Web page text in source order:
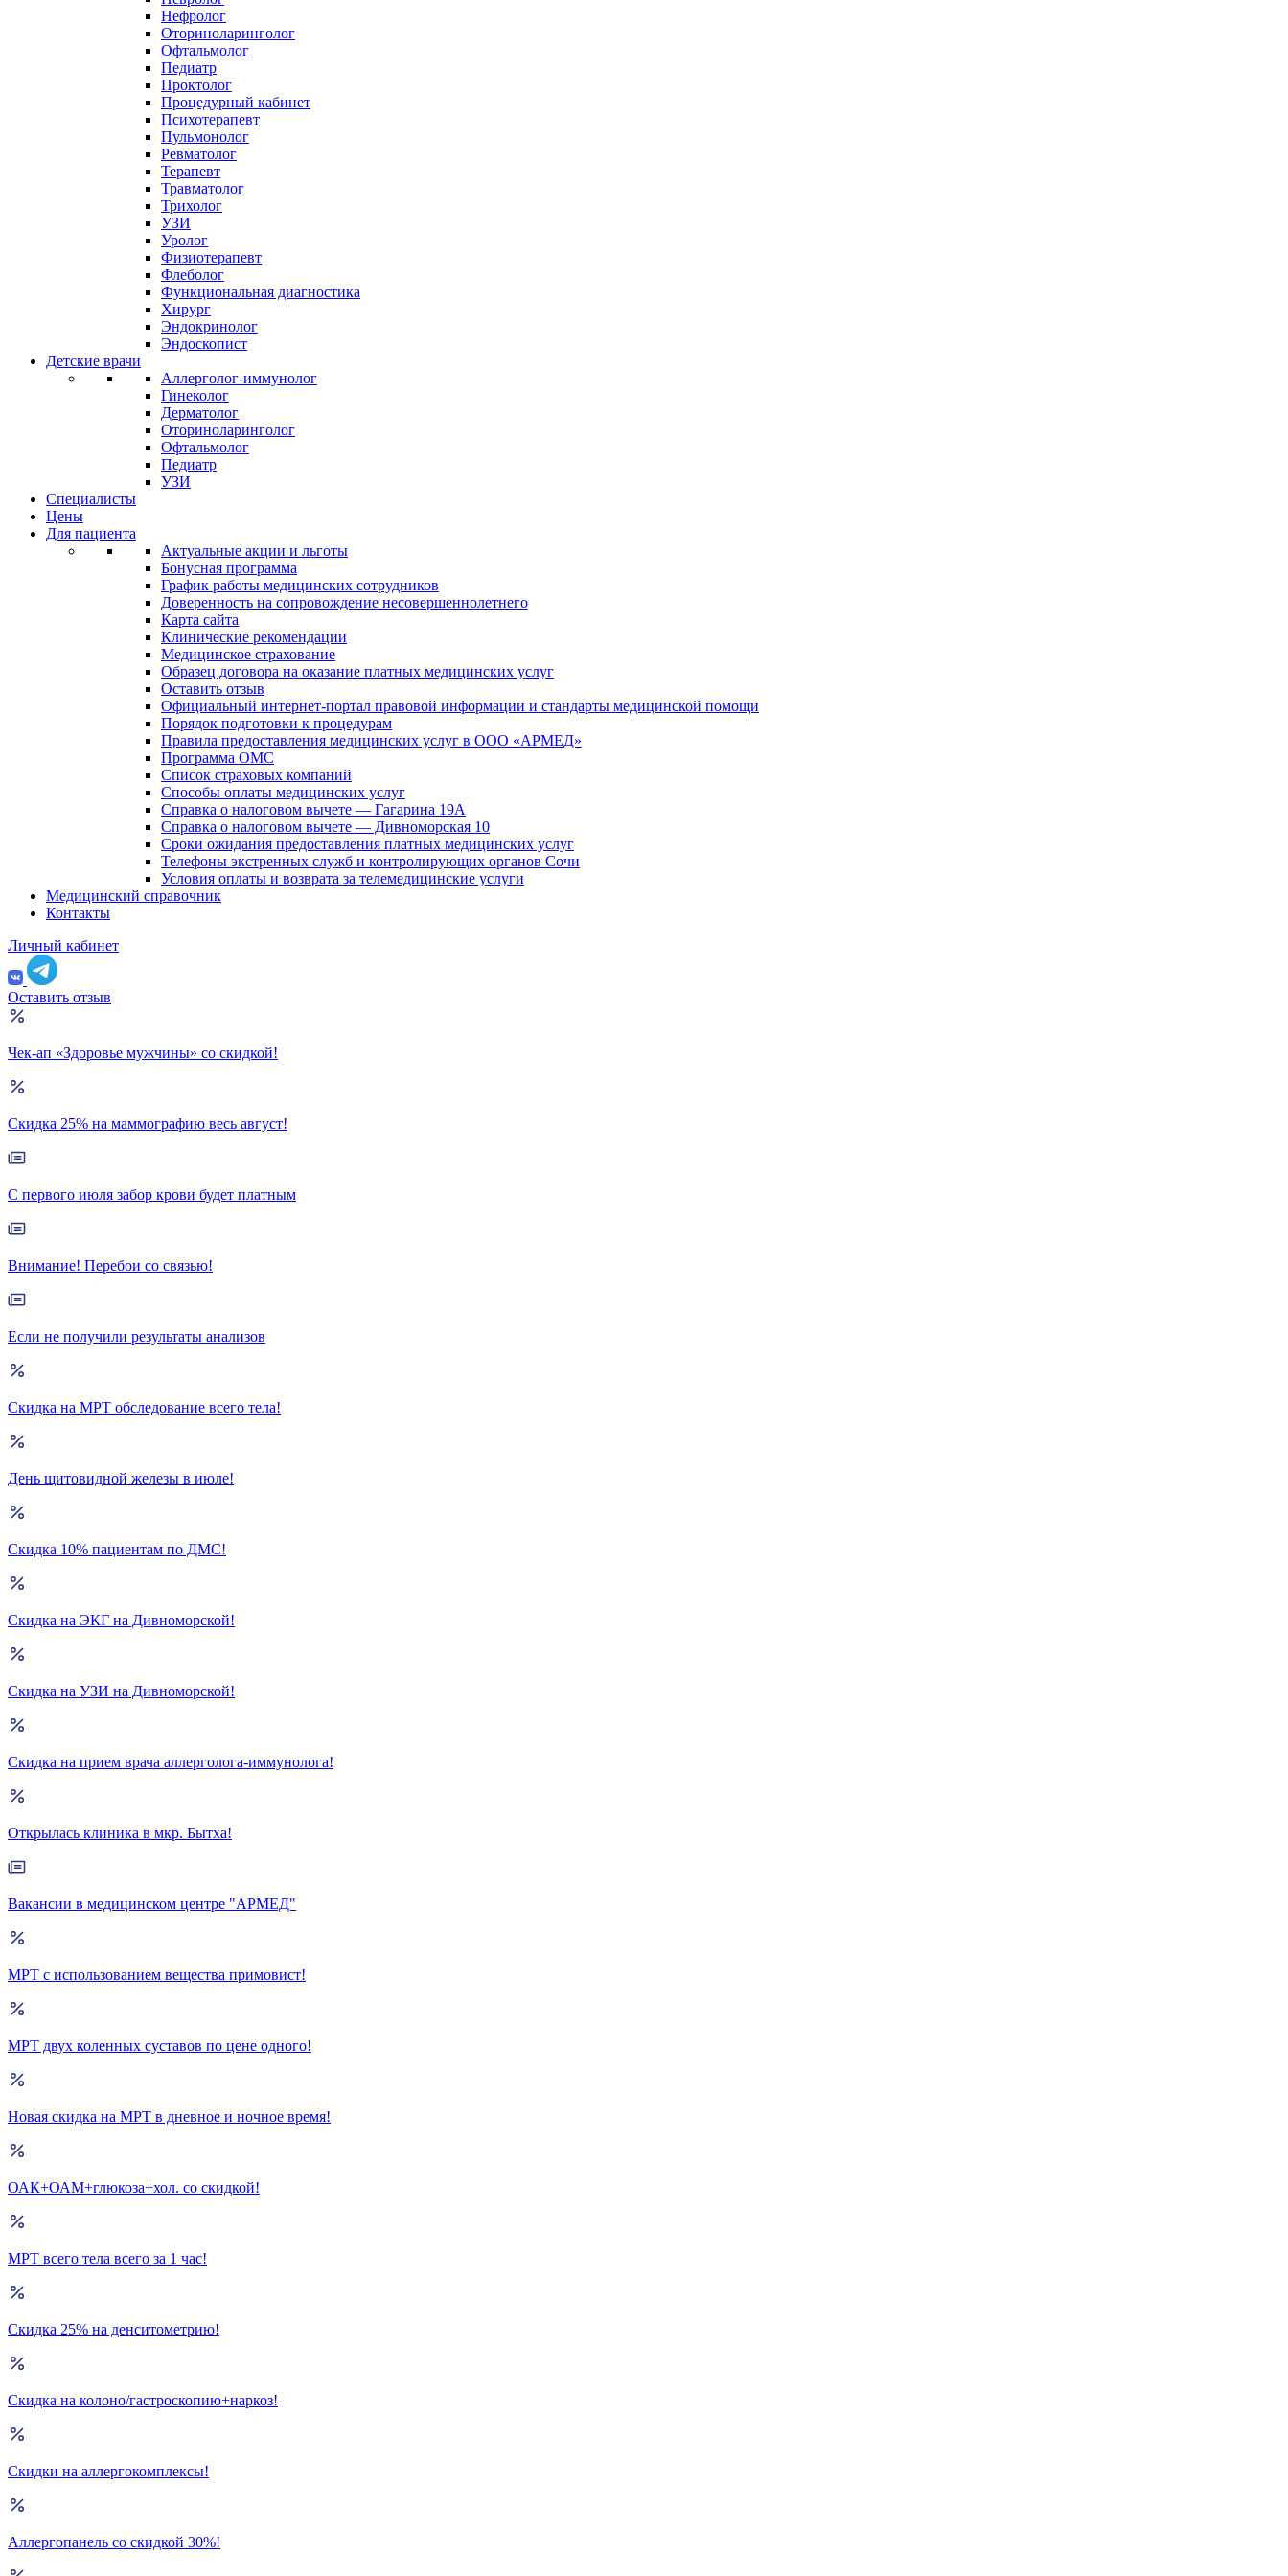
Нефролог
Оториноларинголог
Офтальмолог
Педиатр
Проктолог
Процедурный кабинет
Психотерапевт
Пульмонолог
Ревматолог
Терапевт
Травматолог
Трихолог
УЗИ
Уролог
Физиотерапевт
Флеболог
Функциональная диагностика
Хирург
Эндокринолог
Эндоскопист
Детские врачи
Аллерголог-иммунолог
Гинеколог
Дерматолог
Оториноларинголог
Офтальмолог
Педиатр
УЗИ
Специалисты
Цены
Для пациента
Актуальные акции и льготы
Бонусная программа
График работы медицинских сотрудников
Доверенность на сопровождение несовершеннолетнего
Карта сайта
Клинические рекомендации
Медицинское страхование
Образец договора на оказание платных медицинских услуг
Оставить отзыв
Официальный интернет-портал правовой информации и стандарты медицинской помощи
Порядок подготовки к процедурам
Правила предоставления медицинских услуг в ООО «АРМЕД»
Программа ОМС
Список страховых компаний
Способы оплаты медицинских услуг
Справка о налоговом вычете — Гагарина 19А
Справка о налоговом вычете — Дивноморская 10
Сроки ожидания предоставления платных медицинских услуг
Телефоны экстренных служб и контролирующих органов Сочи
Условия оплаты и возврата за телемедицинские услуги
Медицинский справочник
Контакты
Личный кабинет
Оставить отзыв
Чек-ап «Здоровье мужчины» со скидкой!
Скидка 25% на маммографию весь август!
С первого июля забор крови будет платным
Внимание! Перебои со связью!
Если не получили результаты анализов
Скидка на МРТ обследование всего тела!
День щитовидной железы в июле!
Скидка 10% пациентам по ДМС!
Скидка на ЭКГ на Дивноморской!
Скидка на УЗИ на Дивноморской!
Скидка на прием врача аллерголога-иммунолога!
Открылась клиника в мкр. Бытха!
Вакансии в медицинском центре "АРМЕД"
МРТ с использованием вещества примовист!
МРТ двух коленных суставов по цене одного!
Новая скидка на МРТ в дневное и ночное время!
ОАК+ОАМ+глюкоза+хол. со скидкой!
МРТ всего тела всего за 1 час!
Скидка 25% на денситометрию!
Скидка на колоно/гастроскопию+наркоз!
Скидки на аллергокомплексы!
Аллергопанель со скидкой 30%!